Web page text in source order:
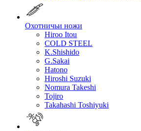
Охотничьи ножи
Hiroo Itou
COLD STEEL
K.Shishido
G.Sakai
Hatono
Hiroshi Suzuki
Nomura Takeshi
Tojiro
Takahashi Toshiyuki